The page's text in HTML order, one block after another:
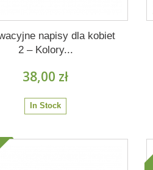
napisy dla kobiet
2 – Kolory...
38,00 zł
In Stock